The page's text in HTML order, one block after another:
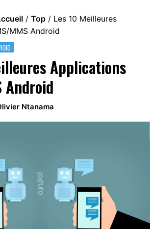
/ Top / Les 10 Meilleures
MMS Android
Applications
Android
Ntanama